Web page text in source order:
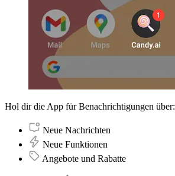
Hol dir die App für Benachrichtigungen über:
Neue Nachrichten
Neue Funktionen
Angebote und Rabatte